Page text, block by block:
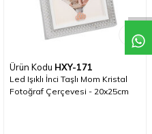
Ürün Kodu HXY-171
Led Işıklı İnci Taşlı Mom Kristal
Fotoğraf Çerçevesi - 20x25cm